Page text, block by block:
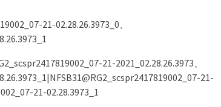
21-02.28.26.3973_0、
21-2021_02.28.26.3973、
21-
21-02.28.3973_1